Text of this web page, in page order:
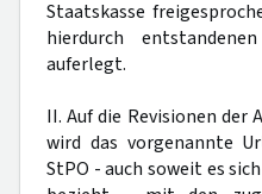
Staatskasse
hierdurch
auferlegt.
II. Auf die Revisionen der
wird das vorgenannte
StPO - auch soweit es